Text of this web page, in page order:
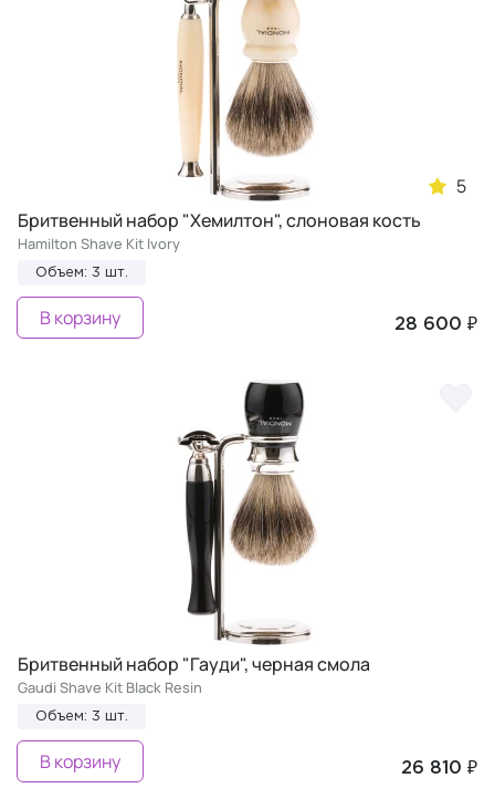
5
Бритвенный набор "Хемилтон", слоновая кость
Hamilton Shave Kit Ivory
Объем: 3 шт.
28 600 ₽
В корзину
Бритвенный набор "Гауди", черная смола
Gaudi Shave Kit Black Resin
Объем: 3 шт.
26 810 ₽
В корзину